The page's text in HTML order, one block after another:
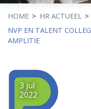
HOME
HR ACTUEEL
NVP EN TALENT
AMPLITIE
3 jul
2022